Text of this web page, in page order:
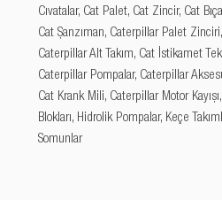
Cıvatalar, Cat Palet, Cat Zincir, Cat
Cat Şanzıman, Caterpillar Palet
Caterpillar Alt Takım, Cat İstikamet
Caterpillar Pompalar, Caterpillar
Cat Krank Mili, Caterpillar Motor
Blokları, Hidrolik Pompalar, Keçe
Somunlar